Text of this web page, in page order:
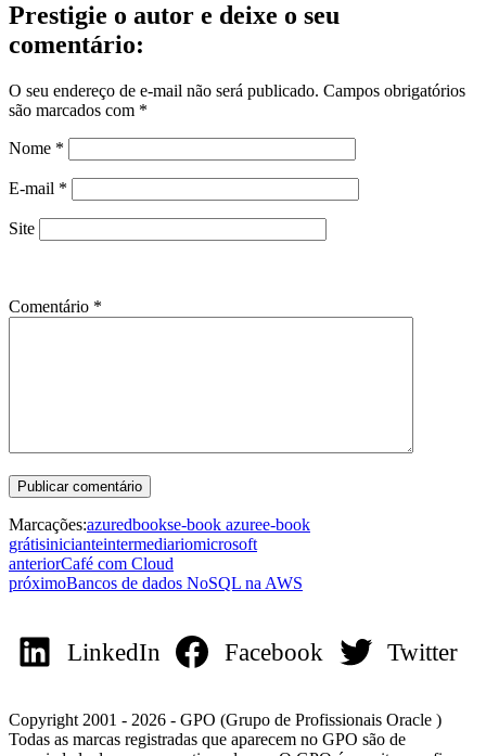
Prestigie o autor e deixe o seu
comentário:
O seu endereço de e-mail não será publicado. Campos obrigatórios
são marcados com *
Nome *
E-mail *
Site
Comentário *
Marcações:azuredbookse-book azuree-book
grátisinicianteintermediariomicrosoft
anteriorCafé com Cloud
próximoBancos de dados NoSQL na AWS
LinkedIn Facebook Twitter
Copyright 2001 - 2026 - GPO (Grupo de Profissionais Oracle )
Todas as marcas registradas que aparecem no GPO são de